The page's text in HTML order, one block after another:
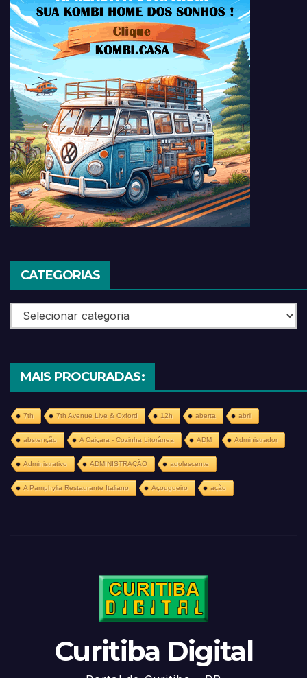
CATEGORIAS
Categorias
MAIS PROCURADAS:
7th 7th Avenue Live & Oxford 12h aberta abril
abstenção A Caiçara - Cozinha Litorânea ADM Administrador
Administrativo ADMINISTRAÇÃO adolescente
A Pamphylia Restaurante Italiano Açougueiro ação
Curitiba Digital